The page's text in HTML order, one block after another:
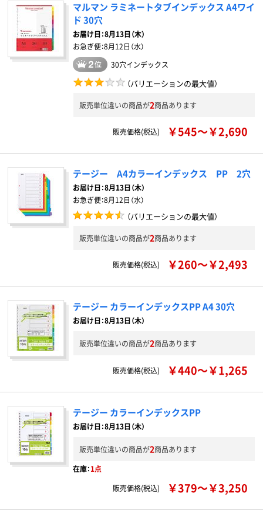
マルマン ラミネートタブインデックス A4ワイ
ド 30穴
お届け日：8月13日（木）
お急ぎ便：8月12日（水）
30穴インデックス
（バリエーションの最大値）
販売単位違いの商品が2商品あります
販売価格(税込) ￥545～￥2,690
テージー A4カラーインデックス PP 2穴
お届け日：8月13日（木）
お急ぎ便：8月12日（水）
（バリエーションの最大値）
販売単位違いの商品が2商品あります
販売価格(税込) ￥260～￥2,493
テージー カラーインデックスPP A4 30穴
お届け日：8月13日（木）
販売単位違いの商品が2商品あります
販売価格(税込) ￥440～￥1,265
テージー カラーインデックスPP
お届け日：8月13日（木）
販売単位違いの商品が2商品あります
在庫：1点
販売価格(税込)
￥379～￥3,250